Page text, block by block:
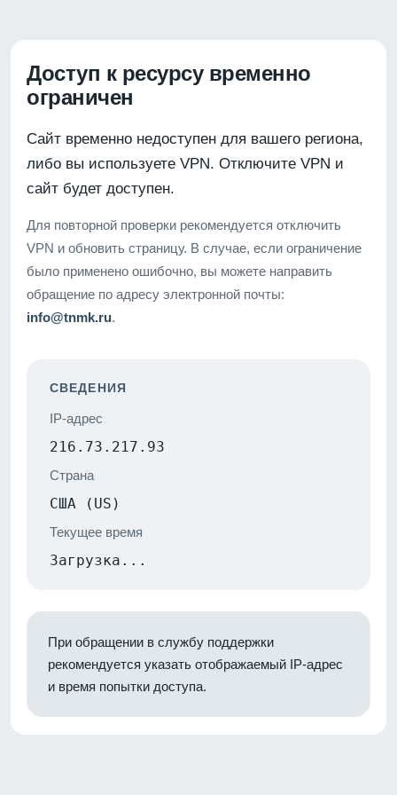
Доступ к ресурсу временно
ограничен
Сайт временно недоступен для вашего региона,
либо вы используете VPN. Отключите VPN и
сайт будет доступен.
Для повторной проверки рекомендуется отключить
VPN и обновить страницу. В случае, если ограничение
было применено ошибочно, вы можете направить
обращение по адресу электронной почты:
info@tnmk.ru.
СВЕДЕНИЯ
IP-адрес
216.73.217.93
Страна
США (US)
Текущее время
Загрузка...
При обращении в службу поддержки
рекомендуется указать отображаемый IP-адрес
и время попытки доступа.